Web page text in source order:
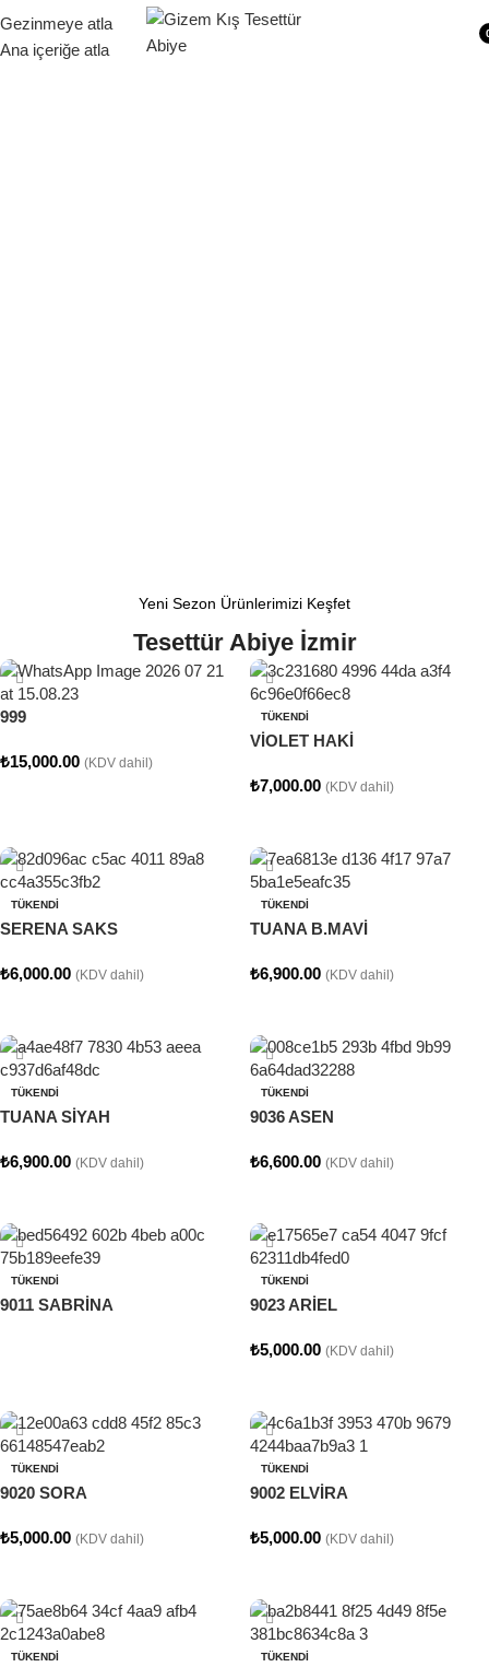
Gezinmeye atla
Ana içeriğe atla
Siparişleriniz 1 - 9 iş günü içerisinde kargoya verilecektir.
Yeni Sezon Ürünlerimizi Keşfet
Tesettür Abiye İzmir
999
₺15,000.00 (KDV dahil)
TÜKENDI
VİOLET HAKİ
₺7,000.00 (KDV dahil)
TÜKENDI
SERENA SAKS
₺6,000.00 (KDV dahil)
TÜKENDI
TUANA B.MAVİ
₺6,900.00 (KDV dahil)
TÜKENDI
TUANA SİYAH
₺6,900.00 (KDV dahil)
TÜKENDI
9036 ASEN
₺6,600.00 (KDV dahil)
TÜKENDI
9011 SABRİNA
TÜKENDI
9023 ARİEL
₺5,000.00 (KDV dahil)
TÜKENDI
9020 SORA
₺5,000.00 (KDV dahil)
TÜKENDI
9002 ELVİRA
₺5,000.00 (KDV dahil)
TÜKENDI TÜKENDI